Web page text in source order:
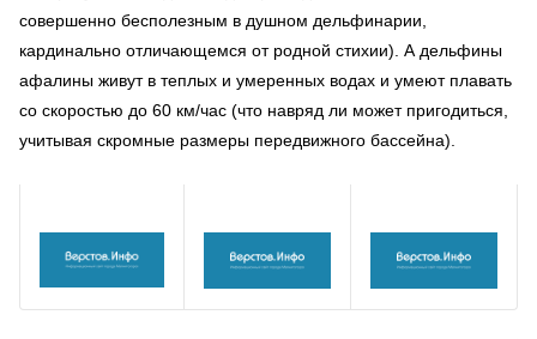
совершенно бесполезным в душном дельфинарии,
кардинально отличающемся от родной стихии). А дельфины
афалины живут в теплых и умеренных водах и умеют плавать
со скоростью до 60 км/час (что навряд ли может пригодиться,
учитывая скромные размеры передвижного бассейна).